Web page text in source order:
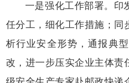
一是强化工作部署。印
任分工，细化工作措施；同
析行业安全形势，通报典
改，进一步压实企业主体责